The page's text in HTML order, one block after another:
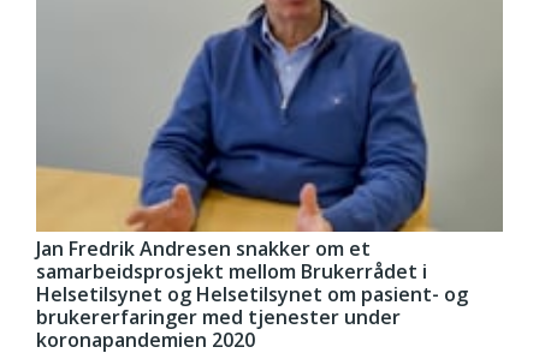
Jan Fredrik Andresen snakker om et
samarbeidsprosjekt mellom Brukerrådet i
Helsetilsynet og Helsetilsynet om pasient- og
brukererfaringer med tjenester under
koronapandemien 2020